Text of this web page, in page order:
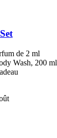
de 2 ml
Wash, 200 ml